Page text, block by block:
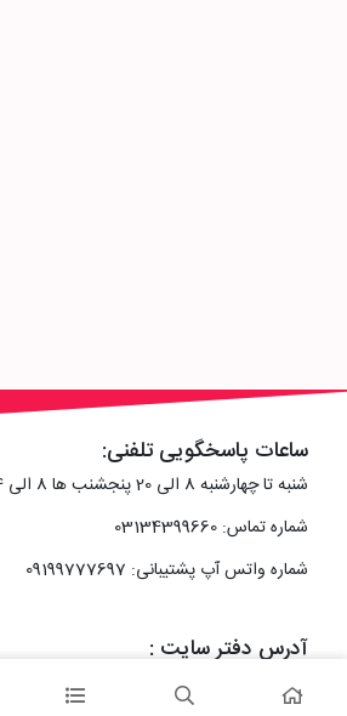
ساعات پاسخگویی تلفنی:
شنبه تا چهارشنبه 8 الی 20 پنجشنب ها 8 الی 14
شماره تماس: 03134399660
شماره واتس آپ پشتیبانی: 09199777697
آدرس دفتر سایت :
اصفهان، خیابان رزمندگان، کوچه شماره سه فرعی 2 پلاک 10